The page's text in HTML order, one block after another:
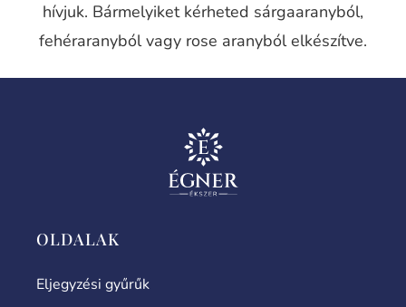
hívjuk. Bármelyiket kérheted sárgaaranyból,
fehéraranyból vagy rose aranyból elkészítve.
OLDALAK
Eljegyzési gyűrűk